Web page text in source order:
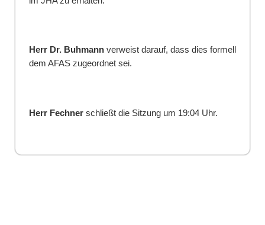
Herr Dr. Buhmannverweist darauf, dass dies formell
dem AFAS zugeordnet sei.
Herr Fechnerschließt die Sitzung um 19:04 Uhr.